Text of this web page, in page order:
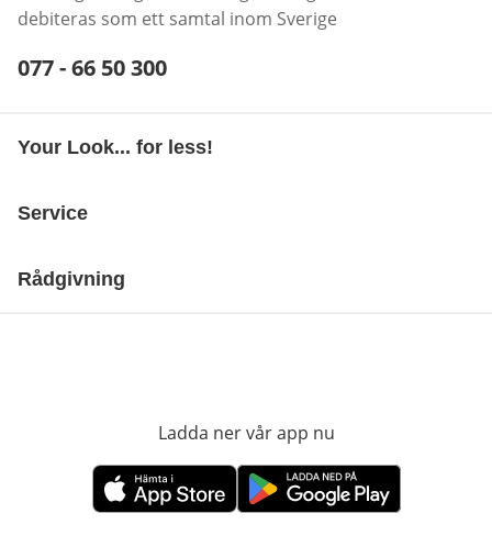
debiteras som ett samtal inom Sverige
Telefonnummer:
077 - 66 50 300
Your Look... for less!
Service
Rådgivning
Ladda ner vår app nu
öppnas i nytt fönsteröppnas i nytt fönster